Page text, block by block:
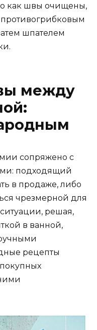
как швы очищены,
шпателем
между
сопряжено с
подходящий
в продаже, либо
чрезмерной для
решая,
в ванной,
рецепты